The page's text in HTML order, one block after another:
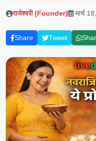
राजेश्वरी (Founder) मार्च
Share Tweet